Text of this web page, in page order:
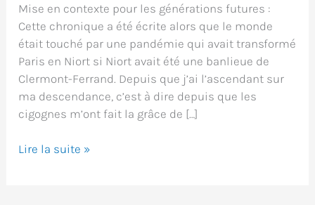
Mise en contexte pour les générations futures :
Cette chronique a été écrite alors que le monde
était touché par une pandémie qui avait transformé
Paris en Niort si Niort avait été une banlieue de
Clermont-Ferrand. Depuis que j’ai l’ascendant sur
ma descendance, c’est à dire depuis que les
cigognes m’ont fait la grâce de […]
L’ennui
Lire la suite »